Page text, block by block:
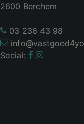
2600 Berchem
03 236 43 98
Social: